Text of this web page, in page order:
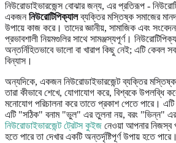
নিউরোডাইভারজেন্স বোঝার জন্য, এর প্রতিরূপ -
একজননিউরোটিপিক্যালব্যক্তির মস্তিষ্ক সমাজের
উপায়ে কাজ করে। তাদের জ্ঞানীয়, সামাজিক এবং
প্রভাবশালী নিয়মগুলির সাথে সামঞ্জস্যপূর্ণ।
অন্তর্নিহিতভাবে ভালো বা খারাপ কিছু নেই; এটি কেবল
বিন্যাস।
অন্যদিকে, একজন নিউরোডাইভারজেন্ট ব্যক্তির
তারা কীভাবে শেখে, যোগাযোগ করে, বিশ্বকে উপলব্ধি
মনোযোগ পরিচালনা করে তাতে প্রকাশ পেতে পারে।
এটি "সঠিক" বনাম "ভুল" এর তুলনা নয়, বরং "ভিন্ন"
নিউরোডাইভারজেন্ট ট্রেটস কুইজ নেওয়া আপনার নিজস্ব
হতে পারে তা দেখার একটি অন্তর্দৃষ্টিপূর্ণ উপায় হতে পারে।